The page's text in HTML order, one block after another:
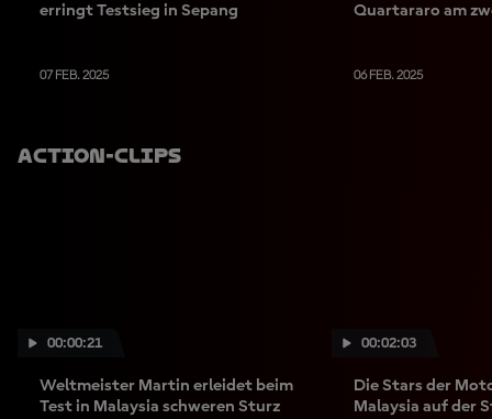
erringt Testsieg in Sepang
07 FEB. 2025
Quartararo am
06 FEB. 2025
Action-Clips
00:00:21
Weltmeister Martin erleidet beim
Test in Malaysia schweren Sturz
00:02:03
Die Stars der
Malaysia auf der